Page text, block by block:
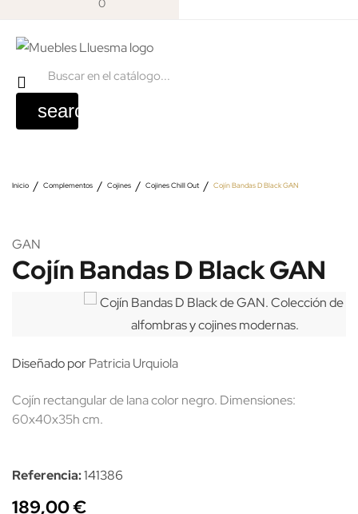
0
search
Inicio Complementos Cojines Cojines Chill Out Cojín Bandas D Black GAN
GAN
Cojín Bandas D Black GAN
Diseñado porPatricia Urquiola
Cojín rectangular de lana color negro. Dimensiones:
60x40x35h cm.
Referencia:141386
189,00 €